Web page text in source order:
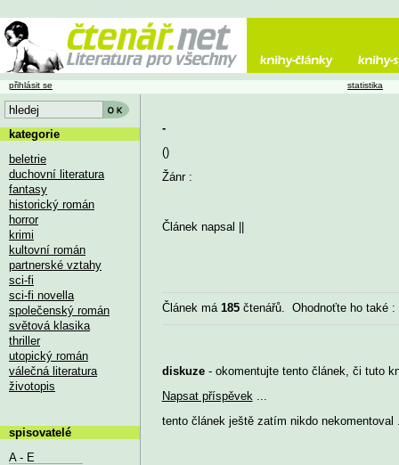
-
()
Žánr :
Článek napsal
Článek má 185čtenářů. Ohodnoťte ho také
diskuze- okomentujte tento článek, či tuto
Napsat příspěvek
tento článek ještě zatím nikdo nekomentoval
přihlásit se statistika
kategorie
beletrie
duchovní literatura
fantasy
historický román
horror
krimi
kultovní román
partnerské vztahy
sci-fi
sci-fi novella
společenský román
světová klasika
thriller
utopický román
válečná literatura
životopis
spisovatelé
A - E